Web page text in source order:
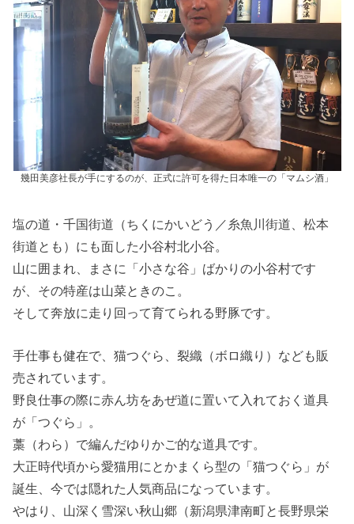
幾田美彦社長が手にするのが、正式に許可を得た日本唯一の「マムシ酒」
塩の道・千国街道（ちくにかいどう／糸魚川街道、松本
街道とも）にも面した小谷村北小谷。
山に囲まれ、まさに「小さな谷」ばかりの小谷村です
が、その特産は山菜ときのこ。
そして奔放に走り回って育てられる野豚です。
手仕事も健在で、猫つぐら、裂織（ボロ織り）なども販
売されています。
野良仕事の際に赤ん坊をあぜ道に置いて入れておく道具
が「つぐら」。
藁（わら）で編んだゆりかご的な道具です。
大正時代頃から愛猫用にとかまくら型の「猫つぐら」が
誕生、今では隠れた人気商品になっています。
やはり、山深く雪深い秋山郷（新潟県津南町と長野県栄